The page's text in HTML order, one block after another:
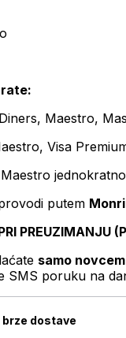
Maestro,
Visa
putem
PREUZIMANJU
samo
SMS poruku na
dostave